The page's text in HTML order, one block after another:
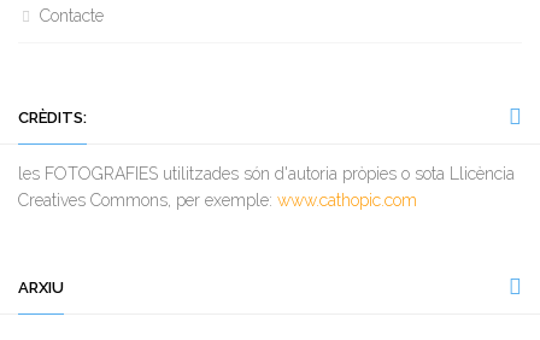
Contacte
CRÈDITS:
les FOTOGRAFIES utilitzades són d'autoria pròpies o sota Llicència
Creatives Commons, per exemple: www.cathopic.com
ARXIU